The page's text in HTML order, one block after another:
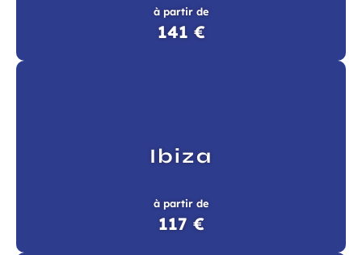
à partir de
141 €
Ibiza
à partir de
117 €